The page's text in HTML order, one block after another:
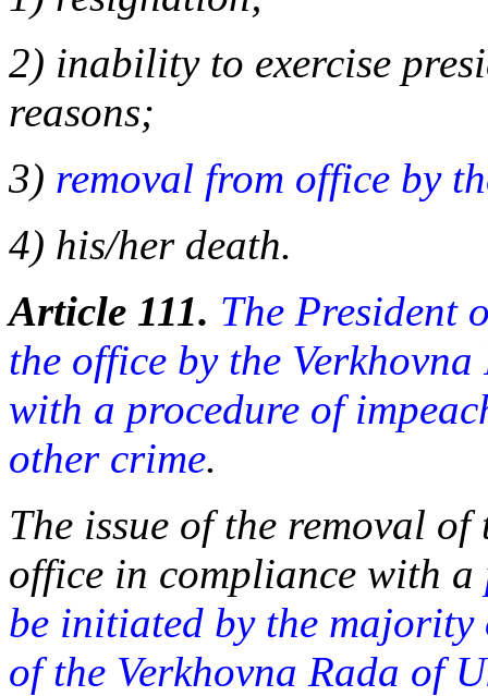
2) inability to exercise
reasons;
3) removal from office by
4) his/her death.
Article 111. The President
the office by the
with a procedure of
other crime.
The issue of the removal
office in compliance with a
be initiated by the
of the Verkhovna Rada of